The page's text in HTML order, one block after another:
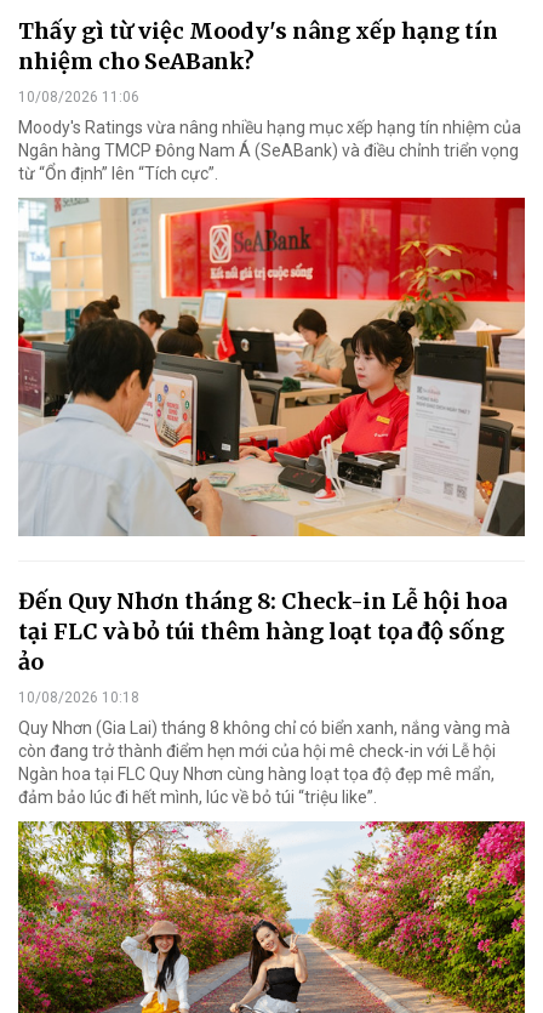
Thấy gì từ việc Moody's nâng xếp hạng tín
nhiệm cho SeABank?
10/08/2026 11:06
Moody's Ratings vừa nâng nhiều hạng mục xếp hạng tín nhiệm của
Ngân hàng TMCP Đông Nam Á (SeABank) và điều chỉnh triển vọng
từ “Ổn định” lên “Tích cực”.
Đến Quy Nhơn tháng 8: Check-in Lễ hội hoa
tại FLC và bỏ túi thêm hàng loạt tọa độ sống
ảo
10/08/2026 10:18
Quy Nhơn (Gia Lai) tháng 8 không chỉ có biển xanh, nắng vàng mà
còn đang trở thành điểm hẹn mới của hội mê check-in với Lễ hội
Ngàn hoa tại FLC Quy Nhơn cùng hàng loạt tọa độ đẹp mê mẩn,
đảm bảo lúc đi hết mình, lúc về bỏ túi “triệu like”.